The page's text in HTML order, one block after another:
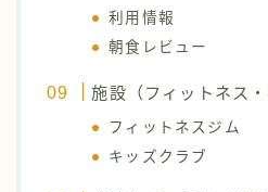
利用情報
朝食レビュー
施設（フィットネス・
フィットネスジム
キッズクラブ